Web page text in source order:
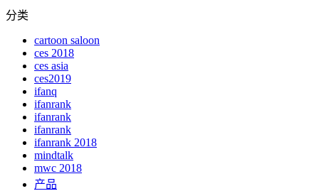
分类
cartoon saloon
ces 2018
ces asia
ces2019
ifanq
ifanrank
ifanrank
ifanrank
ifanrank 2018
mindtalk
mwc 2018
产品